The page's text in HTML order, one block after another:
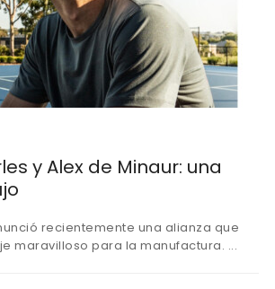
y Alex de Minaur: una
recientemente una alianza que
maravilloso para la manufactura. ...